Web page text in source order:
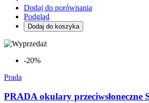
Dodaj do porównania
Podgląd
Dodaj do koszyka
-20%
Prada
PRADA okulary przeciwsłoneczne